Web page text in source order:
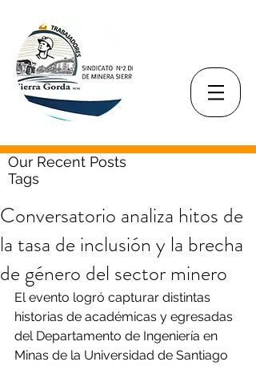
Our Recent Posts
Tags
Conversatorio analiza hitos de
la tasa de inclusión y la brecha
de género del sector minero
El evento logró capturar distintas
historias de académicas y egresadas
del Departamento de Ingeniería en
Minas de la Universidad de Santiago